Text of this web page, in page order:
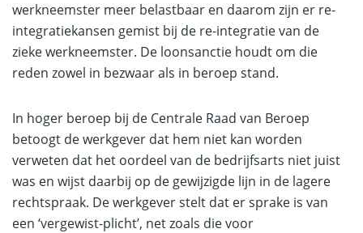
werkneemster meer belastbaar en daarom zijn er re-
integratiekansen gemist bij de re-integratie van de
zieke werkneemster. De loonsanctie houdt om die
reden zowel in bezwaar als in beroep stand.
In hoger beroep bij de Centrale Raad van Beroep
betoogt de werkgever dat hem niet kan worden
verweten dat het oordeel van de bedrijfsarts niet juist
was en wijst daarbij op de gewijzigde lijn in de lagere
rechtspraak. De werkgever stelt dat er sprake is van
een ‘vergewist-plicht’, net zoals die voor